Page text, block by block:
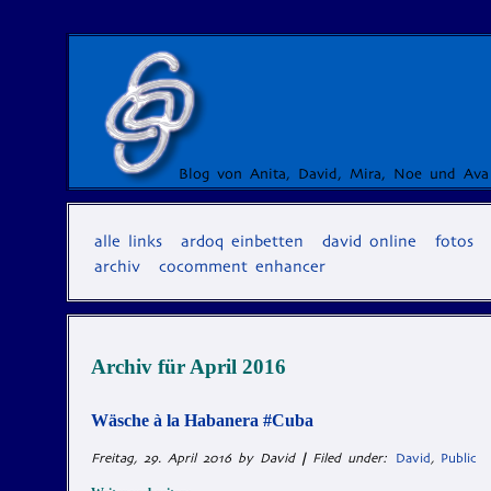
Blog von Anita, David, Mira, Noe und Ava
alle links ardoq einbetten david online fotos
archiv
cocomment enhancer
Archiv für April 2016
Wäsche à la Habanera #Cuba
Freitag, 29. April 2016 by David |Filed under: David, Public